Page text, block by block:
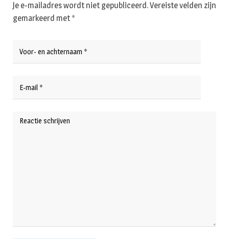
Je e-mailadres wordt niet gepubliceerd.Vereiste velden zijn
gemarkeerd met *